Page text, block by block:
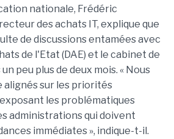
nationale, Frédéric
des achats IT, explique que
de discussions entamées avec
de l'Etat (DAE) et le cabinet de
peu plus de deux mois. « Nous
alignés sur les priorités
les problématiques
administrations qui doivent
immédiates », indique-t-il.